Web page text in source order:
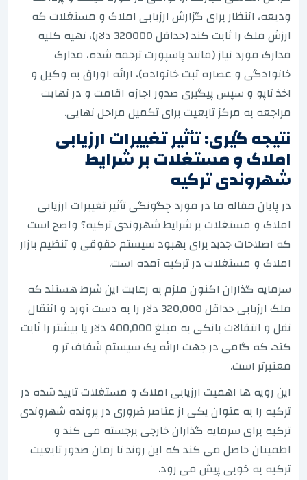
ودیعه، انتظار برای گزارش ارزیابی املاک و مستغلات که
ارزش ملک را ثابت کند (حداقل 320000 دلار)، تهیه کلیه
مدارک مورد نیاز (مانند پاسپورت ترجمه شده، مدارک
خانوادگی و عصاره ثبت خانواده)، ارائه اوراق به وکیل و
اخذ تاپو و سپس پیگیری صدور اجازه اقامت و در نهایت
مراجعه به مرکز تابعیت برای تکمیل مراحل نهایی.
نتیجه گیری: تأثیر تغییرات ارزیابی
املاک و مستغلات بر شرایط
شهروندی ترکیه
در پایان مقاله ما در مورد چگونگی تأثیر تغییرات ارزیابی
املاک و مستغلات بر شرایط شهروندی ترکیه؟ واضح است
که اصلاحات جدید برای بهبود سیستم حقوقی و تنظیم بازار
املاک و مستغلات در ترکیه آمده است.
سرمایه گذاران اکنون ملزم به رعایت این شرط هستند که
ملک ارزیابی حداقل 320,000 دلار را به دست آورد و انتقال
نقل و انتقالات بانکی به مبلغ 400,000 دلار یا بیشتر را ثابت
کند، که گامی در جهت ارائه یک سیستم شفاف تر و
معتبرتر است.
این رویه ها اهمیت ارزیابی املاک و مستغلات تایید شده در
ترکیه را به عنوان یکی از عناصر ضروری در پرونده شهروندی
ترکیه برای سرمایه گذاران خارجی برجسته می کند و
اطمینان حاصل می کند که این روند تا زمان صدور تابعیت
ترکیه به خوبی پیش می رود.